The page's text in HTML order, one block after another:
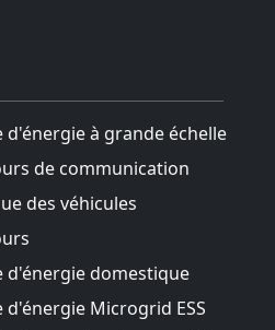
d'énergie à grande échelle
de communication
des véhicules
d'énergie domestique
Microgrid ESS